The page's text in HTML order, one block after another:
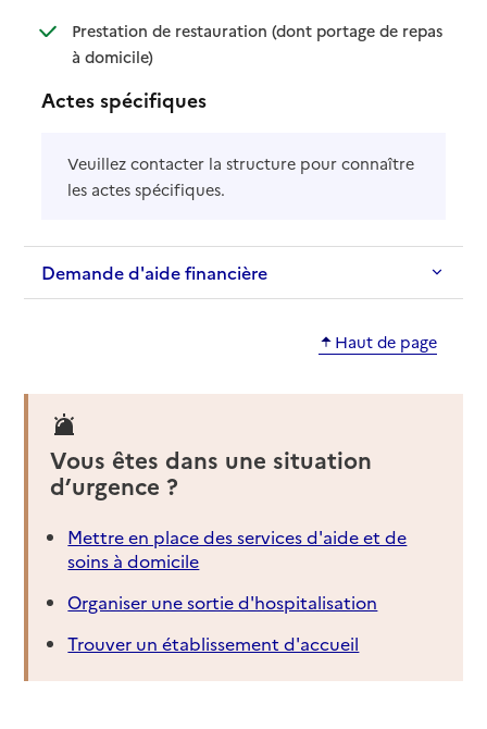
Prestation de restauration (dont portage de repas
à domicile): disponible
: non disponible
Actes spécifiques
Veuillez contacter la structure pour connaître
les actes spécifiques.
Demande d'aide financière
Haut de page
Vous êtes dans une situation
d’urgence ?
Mettre en place des services d'aide et de
soins à domicile
Organiser une sortie d'hospitalisation
Trouver un établissement d'accueil